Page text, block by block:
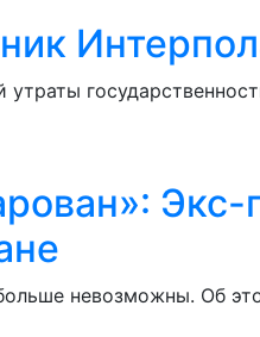
утраты
Экс-
невозможны. Об